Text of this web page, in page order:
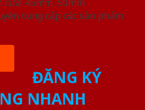
cung cấp các sản phẩm
ĐĂNG KÝ
NHANH